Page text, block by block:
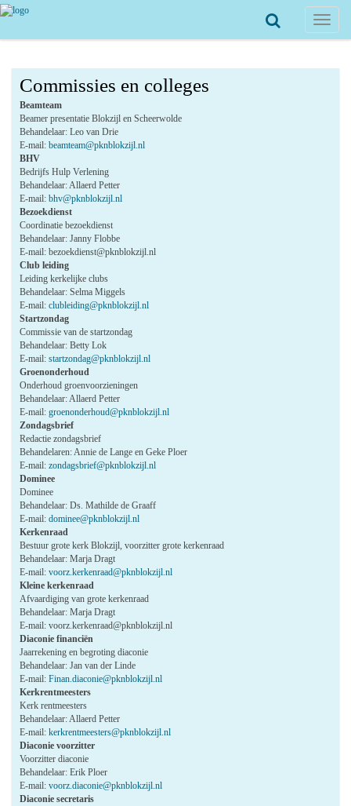
Toggle
Commissies en colleges
Beamteam
Beamer presentatie Blokzijl en Scheerwolde
Behandelaar: Leo van Drie
E-mail:beamteam@pknblokzijl.nl
BHV
Bedrijfs Hulp Verlening
Behandelaar: Allaerd Petter
E-mail:bhv@pknblokzijl.nl
Bezoekdienst
Coordinatie bezoekdienst
Behandelaar: Janny Flobbe
E-mail: bezoekdienst@pknblokzijl.nl
Club leiding
Leiding kerkelijke clubs
Behandelaar: Selma Miggels
E-mail:clubleiding@pknblokzijl.nl
Startzondag
Commissie van de startzondag
Behandelaar: Betty Lok
E-mail:startzondag@pknblokzijl.nl
Groenonderhoud
Onderhoud groenvoorzieningen
Behandelaar: Allaerd Petter
E-mail:groenonderhoud@pknblokzijl.nl
Zondagsbrief
Redactie zondagsbrief
Behandelaren: Annie de Lange en Geke Ploer
E-mail:zondagsbrief@pknblokzijl.nl
Dominee
Dominee
Behandelaar: Ds. Mathilde de Graaff
E-mail:dominee@pknblokzijl.nl
Kerkenraad
Bestuur grote kerk Blokzijl, voorzitter grote kerkenraad
Behandelaar: Marja Dragt
E-mail:voorz.kerkenraad@pknblokzijl.nl
Kleine kerkenraad
Afvaardiging van grote kerkenraad
Behandelaar: Marja Dragt
E-mail: voorz.kerkenraad@pknblokzijl.nl
Diaconie financiën
Jaarrekening en begroting diaconie
Behandelaar: Jan van der Linde
E-mail:Finan.diaconie@pknblokzijl.nl
Kerkrentmeesters
Kerk rentmeesters
Behandelaar: Allaerd Petter
E-mail:kerkrentmeesters@pknblokzijl.nl
Diaconie voorzitter
Voorzitter diaconie
Behandelaar: Erik Ploer
E-mail:voorz.diaconie@pknblokzijl.nl
Diaconie secretaris